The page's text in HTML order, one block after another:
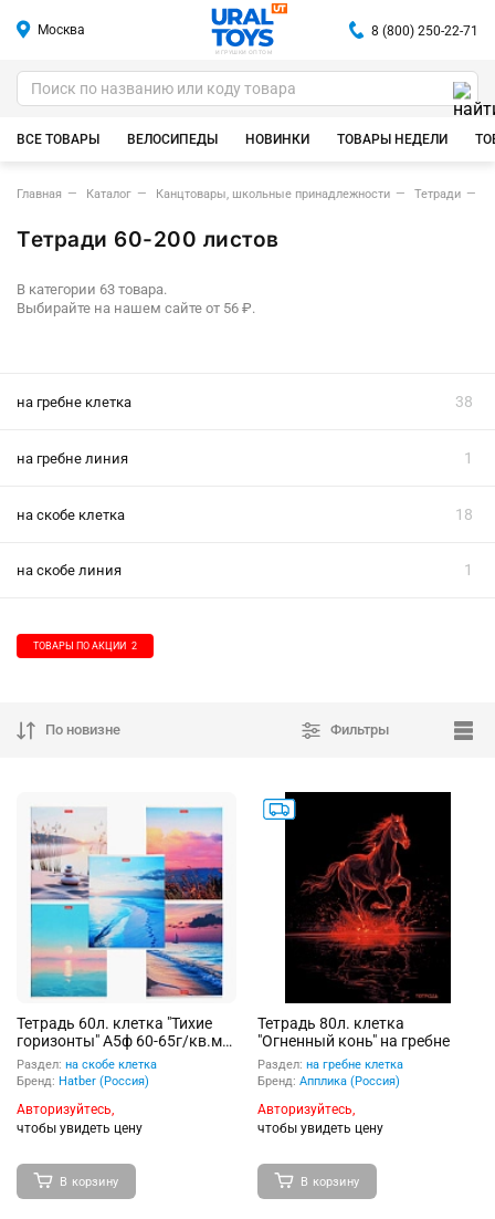
Москва
ИГРУШКИ ОПТОМ
8 (800) 250-22-71
ВСЕ ТОВАРЫ ВЕЛОСИПЕДЫ НОВИНКИ ТОВАРЫ НЕДЕЛИ
Главная Каталог Канцтовары, школьные принадлежности Тетради
Тетради 60-200 листов
В категории 63 товара.
Выбирайте на нашем сайте от 56 ₽.
на гребне клетка 38
на гребне линия 1
на скобе клетка 18
на скобе линия 1
ТОВАРЫ ПО АКЦИИ 2
По новизне Фильтры
Тетрадь 60л. клетка "Тихие
горизонты" А5ф 60-65г/кв.м
на скобе ламинация софт тач
Раздел: на скобе клетка
Бренд: Hatber (Россия)
Авторизуйтесь,
чтобы увидеть цену
В корзину
Тетрадь 80л. клетка
"Огненный конь" на гребне
Раздел: на гребне клетка
Бренд: Апплика (Россия)
Авторизуйтесь,
чтобы увидеть цену
В корзину